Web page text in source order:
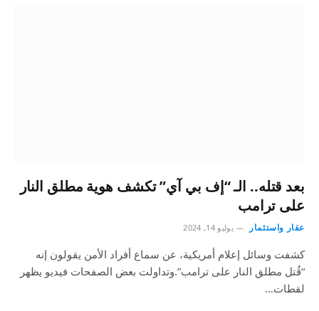
بعد قتله.. الـ “إف بي آي” تكشف هوية مطلق النار
على ترامب
عقار واستثمار يوليو 14, 2024
كشفت وسائل إعلام أمريكية، عن سماع أفراد الأمن يقولون إنه
“قُتل مطلق النار على ترامب”.وتداولت بعض الصفحات فيديو يظهر
لقطات…